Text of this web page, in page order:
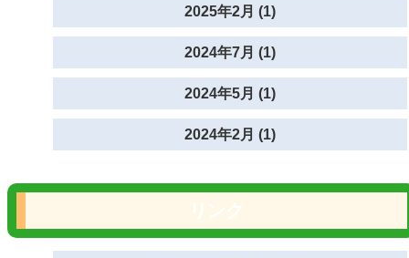
2025年2月 (1)
2024年7月 (1)
2024年5月 (1)
2024年2月 (1)